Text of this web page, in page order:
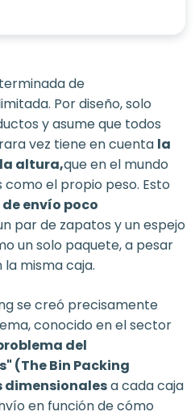
de
Por diseño, solo
y asume que todos
vez tiene en cuenta la
altura,que en el mundo
el propio peso. Esto
envío poco
par de zapatos y un espejo
un solo paquete, a pesar
misma caja.
se creó precisamente
conocido en el sector
del
(The Bin Packing
dimensionalesa cada caja
en función de cómo